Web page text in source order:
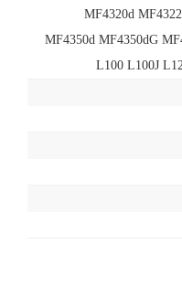
MF4320d
MF4350d MF4350dG
L100 L100J